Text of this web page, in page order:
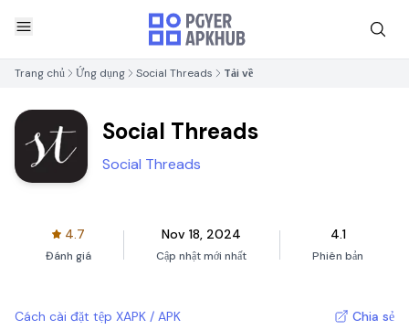
Trang chủ Ứng dụng Social Threads Tải về
Social Threads
Social Threads
4.7
Đánh giá
Nov 18, 2024
Cập nhật mới nhất
4.1
Phiên bản
Cách cài đặt tệp XAPK / APK Chia sẻ